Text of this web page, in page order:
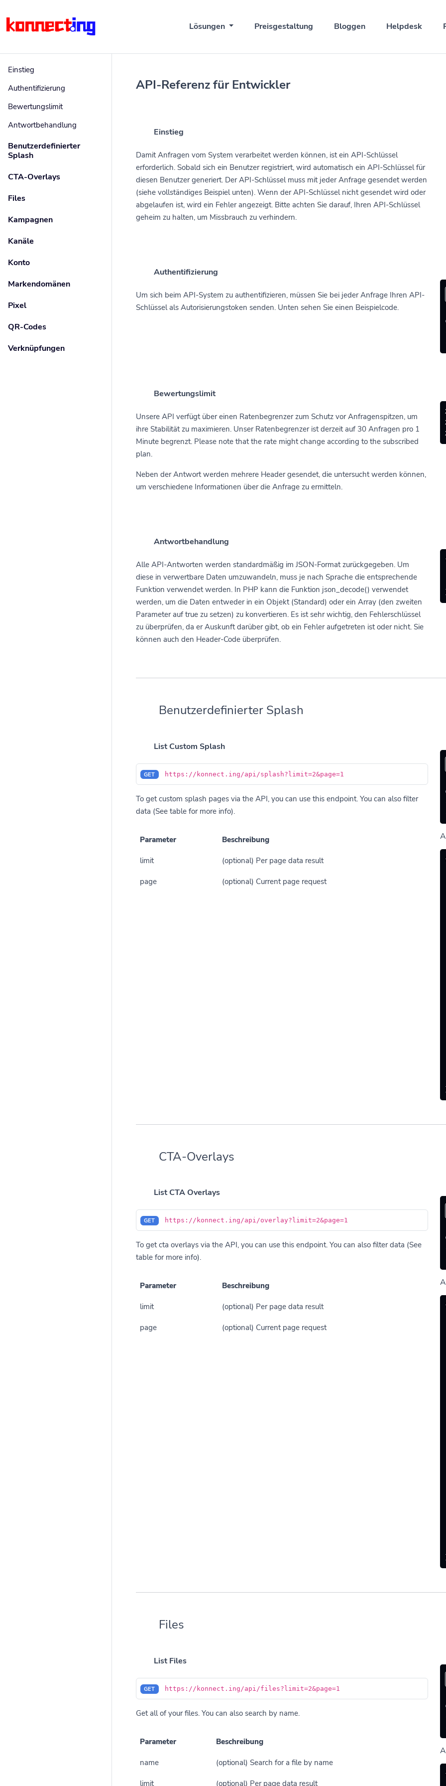
Lösungen Preisgestaltung Bloggen Helpdesk
Einstieg
Authentifizierung
Bewertungslimit
Antwortbehandlung
Benutzerdefinierter
Splash
CTA-Overlays
Files
Kampagnen
Kanäle
Konto
Markendomänen
Pixel
QR-Codes
Verknüpfungen
API-Referenz für Entwickler
Einstieg
Damit Anfragen vom System verarbeitet werden können, ist ein API-Schlüssel
erforderlich. Sobald sich ein Benutzer registriert, wird automatisch ein API-Schlüssel für
diesen Benutzer generiert. Der API-Schlüssel muss mit jeder Anfrage gesendet werden
(siehe vollständiges Beispiel unten). Wenn der API-Schlüssel nicht gesendet wird oder
abgelaufen ist, wird ein Fehler angezeigt. Bitte achten Sie darauf, Ihren API-Schlüssel
geheim zu halten, um Missbrauch zu verhindern.
Authentifizierung
Um sich beim API-System zu authentifizieren, müssen Sie bei jeder Anfrage Ihren API-
Schlüssel als Autorisierungstoken senden. Unten sehen Sie einen Beispielcode.
Bewertungslimit
Unsere API verfügt über einen Ratenbegrenzer zum Schutz vor Anfragenspitzen, um
ihre Stabilität zu maximieren. Unser Ratenbegrenzer ist derzeit auf 30 Anfragen pro 1
Minute begrenzt. Please note that the rate might change according to the subscribed
plan.
Neben der Antwort werden mehrere Header gesendet, die untersucht werden können,
um verschiedene Informationen über die Anfrage zu ermitteln.
Antwortbehandlung
Alle API-Antworten werden standardmäßig im JSON-Format zurückgegeben. Um
diese in verwertbare Daten umzuwandeln, muss je nach Sprache die entsprechende
Funktion verwendet werden. In PHP kann die Funktion json_decode() verwendet
werden, um die Daten entweder in ein Objekt (Standard) oder ein Array (den zweiten
Parameter auf true zu setzen) zu konvertieren. Es ist sehr wichtig, den Fehlerschlüssel
zu überprüfen, da er Auskunft darüber gibt, ob ein Fehler aufgetreten ist oder nicht. Sie
können auch den Header-Code überprüfen.
Benutzerdefinierter Splash
List Custom Splash
GET https://konnect.ing/api/splash?limit=2&page=1
To get custom splash pages via the API, you can use this endpoint. You can also filter
data (See table for more info).
Parameter Beschreibung
limit (optional) Per page data result
page (optional) Current page request
CTA-Overlays
List CTA Overlays
GET https://konnect.ing/api/overlay?limit=2&page=1
To get cta overlays via the API, you can use this endpoint. You can also filter data (See
table for more info).
Parameter Beschreibung
limit (optional) Per page data result
page (optional) Current page request
Files
List Files
GET https://konnect.ing/api/files?limit=2&page=1
Get all of your files. You can also search by name.
Parameter Beschreibung
name (optional) Search for a file by name
limit (optional) Per page data result